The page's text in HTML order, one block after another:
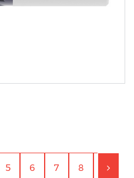
5 6 7 8 9